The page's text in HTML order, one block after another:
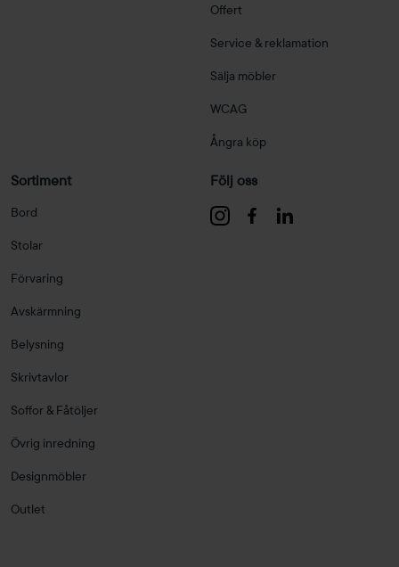
Offert
Service & reklamation
Sälja möbler
WCAG
Ångra köp
Sortiment
Bord
Stolar
Förvaring
Avskärmning
Belysning
Skrivtavlor
Soffor & Fåtöljer
Övrig inredning
Designmöbler
Outlet
Följ oss